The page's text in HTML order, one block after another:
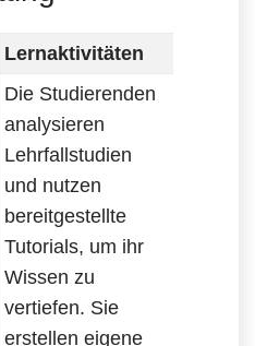
Lernaktivitäten
Die Studierenden
analysieren
Lehrfallstudien
und nutzen
bereitgestellte
Tutorials, um ihr
Wissen zu
vertiefen. Sie
erstellen eigene